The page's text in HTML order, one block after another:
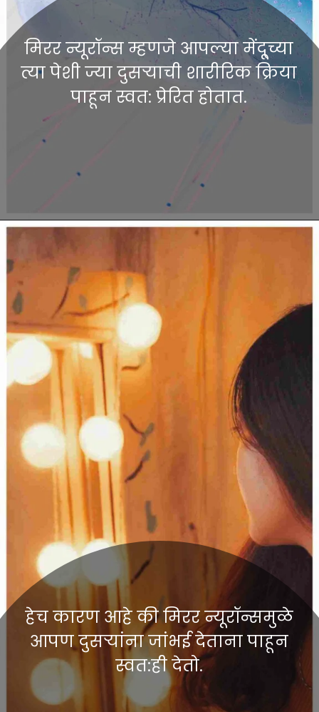
मिरर न्यूरॉन्स म्हणजे आपल्या मेंदू्च्या
त्या पेशी ज्या दुसऱ्याची शारीरिक क्रिया
पाहून स्वत: प्रेरित होतात.
हेच कारण आहे की मिरर न्यूरॉन्समुळे
आपण दुसऱ्यांना जांभई देताना पाहून
स्वत:ही देतो.